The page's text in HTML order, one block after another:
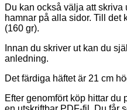
Du kan också välja att skriva
hamnar på alla sidor. Till det
(160 gr).
Innan du skriver ut kan du
anledning.
Det färdiga häftet är 21 cm
Efter genomfört köp hittar du